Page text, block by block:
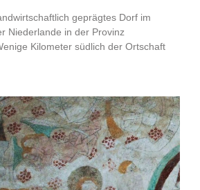
geprägtes Dorf im
Niederlande in der Provinz
Kilometer südlich der Ortschaft